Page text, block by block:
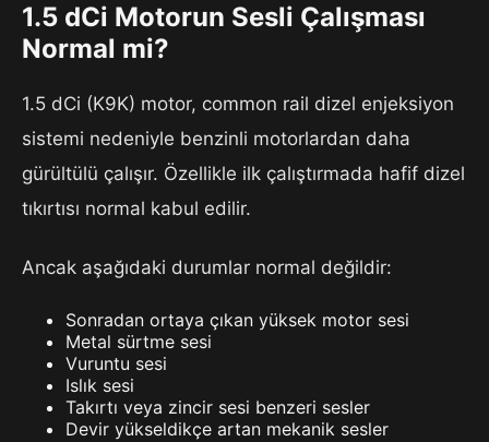
1.5 dCi Motorun Sesli Çalışması
Normal mi?
1.5 dCi (K9K) motor, common rail dizel enjeksiyon
sistemi nedeniyle benzinli motorlardan daha
gürültülü çalışır. Özellikle ilk çalıştırmada hafif dizel
tıkırtısı normal kabul edilir.
Ancak aşağıdaki durumlar normal değildir:
Sonradan ortaya çıkan yüksek motor sesi
Metal sürtme sesi
Vuruntu sesi
Islık sesi
Takırtı veya zincir sesi benzeri sesler
Devir yükseldikçe artan mekanik sesler